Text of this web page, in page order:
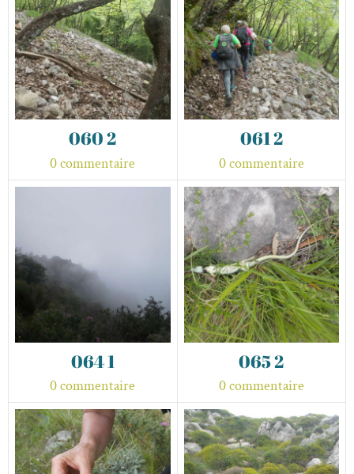
060 2
0 commentaire
061 2
0 commentaire
064 1
0 commentaire
065 2
0 commentaire